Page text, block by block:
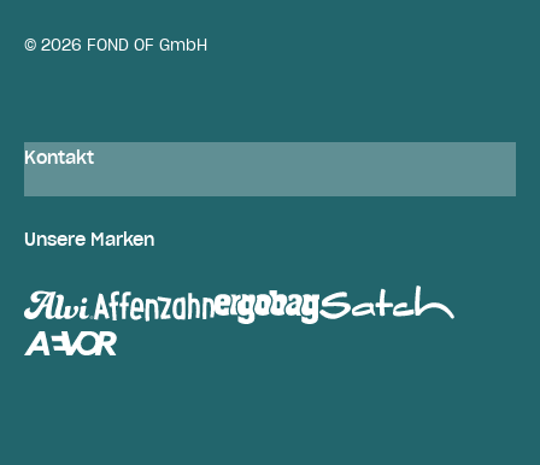
© 2026 FOND OF GmbH
Kontakt
Unsere Marken